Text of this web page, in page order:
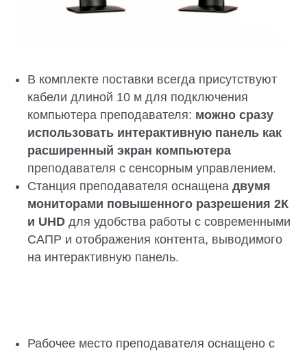
В комплекте поставки всегда присутствуют
кабели длиной 10 м для подключения
компьютера преподавателя: можно сразу
использовать интерактивную панель как
расширенный экран компьютера
преподавателя с сенсорным управлением.
Станция преподавателя оснащена двумя
мониторами повышенного разрешения 2К
и UHD для удобства работы с современными
САПР и отображения контента, выводимого
на интерактивную панель.
Рабочее место преподавателя оснащено с